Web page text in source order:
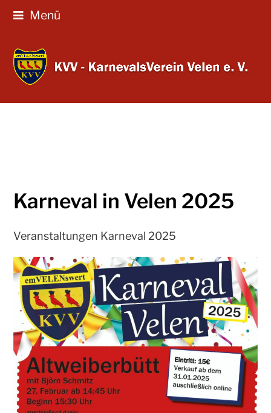
Menü
Karneval in Velen 2025
Veranstaltungen Karneval 2025